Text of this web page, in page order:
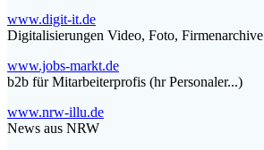
www.digit-it.de
Digitalisierungen Video, Foto, Firmenarchive
www.jobs-markt.de
b2b für Mitarbeiterprofis (hr Personaler...)
www.nrw-illu.de
News aus NRW